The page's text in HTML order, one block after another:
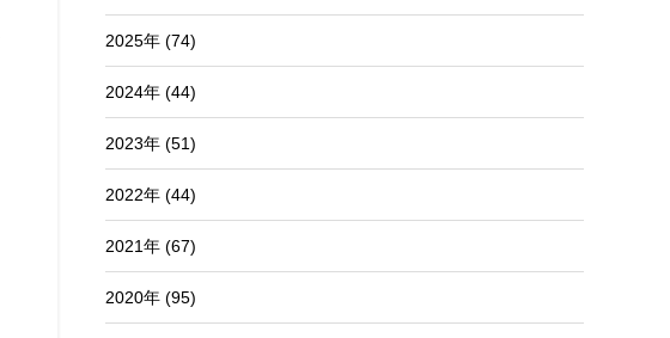
2025年 (74)
2024年 (44)
2023年 (51)
2022年 (44)
2021年 (67)
2020年 (95)